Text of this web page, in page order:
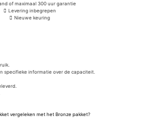
of maximaal 300 uur garantie
Levering inbegrepen
Nieuwe keuring
specifieke informatie over de capaciteit.
vergeleken met het Bronze pakket?